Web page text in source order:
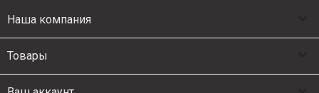
Наша компания
Товары